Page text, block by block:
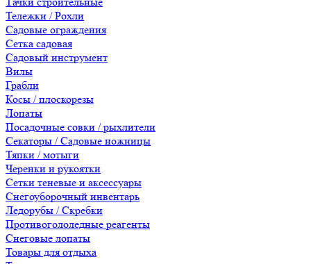
Тележки / Рохли
Садовые ограждения
Сетка садовая
Садовый инструмент
Вилы
Грабли
Косы / плоскорезы
Лопаты
Посадочные совки / рыхлители
Секаторы / Садовые ножницы
Тяпки / мотыги
Черенки и рукоятки
Сетки теневые и аксессуары
Снегоуборочный инвентарь
Ледорубы / Скребки
Противогололедные реагенты
Снеговые лопаты
Товары для отдыха